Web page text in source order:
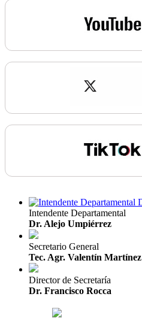
Intendente Departamental
Dr. Alejo Umpiérrez
Secretario General
Tec. Agr. Valentín Martínez
Director de Secretaría
Dr. Francisco Rocca